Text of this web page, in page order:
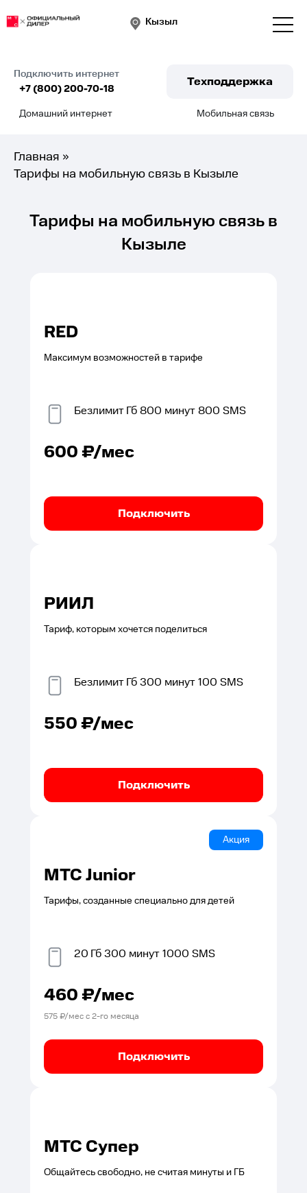
Кызыл
Подключить интернет
+7 (800) 200-70-18
Техподдержка
Домашний интернет Мобильная связь
Главная »
Тарифы на мобильную связь в Кызыле
Тарифы на мобильную связь в
Кызыле
RED
Максимум возможностей в тарифе
БезлимитГб800 минут800 SMS
600₽/мес
Подключить
РИИЛ
Тариф, которым хочется поделиться
БезлимитГб300 минут100 SMS
550₽/мес
Подключить
Акция
МТС Junior
Тарифы, созданные специально для детей
20 Гб300 минут1000 SMS
460₽/мес
575₽/мес с2-го месяца
Подключить
МТС Супер
Общайтесь свободно, не считая минуты и ГБ